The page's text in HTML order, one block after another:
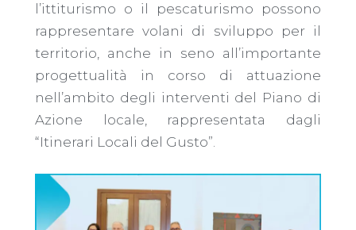
l’ittiturismo o il pescaturismo possono
rappresentare volani di sviluppo per il
territorio, anche in seno all’importante
progettualità in corso di attuazione
nell’ambito degli interventi del Piano di
Azione locale, rappresentata dagli
“Itinerari Locali del Gusto”.